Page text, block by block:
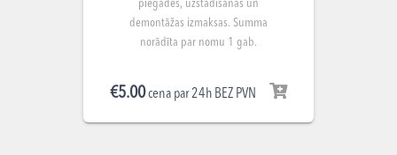
piegādes, uzstādīšanas un
demontāžas izmaksas. Summa
norādīta par nomu 1 gab.
€5.00cena par 24h BEZ PVN